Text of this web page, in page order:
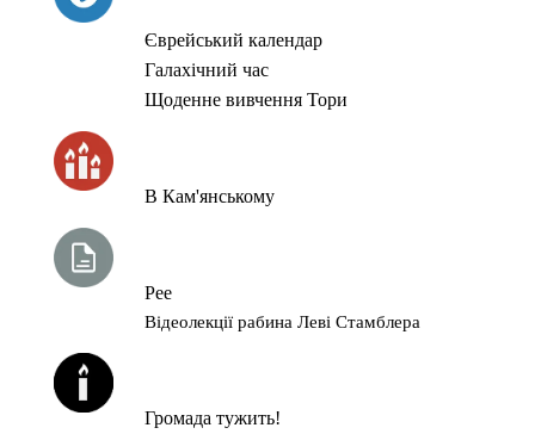
Єврейський календар
Галахічний час
Щоденне вивчення Тори
В Кам'янському
Рее
Відеолекції рабина Леві Стамблера
Громада тужить!